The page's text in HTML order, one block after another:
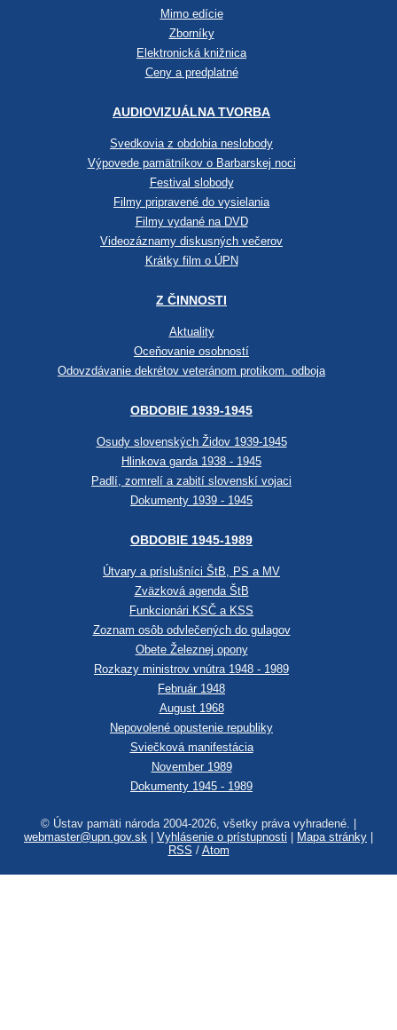
Mimo edície
Zborníky
Elektronická knižnica
Ceny a predplatné
AUDIOVIZUÁLNA TVORBA
Svedkovia z obdobia neslobody
Výpovede pamätníkov o Barbarskej noci
Festival slobody
Filmy pripravené do vysielania
Filmy vydané na DVD
Videozáznamy diskusných večerov
Krátky film o ÚPN
Z ČINNOSTI
Aktuality
Oceňovanie osobností
Odovzdávanie dekrétov veteránom protikom. odboja
OBDOBIE 1939-1945
Osudy slovenských Židov 1939-1945
Hlinkova garda 1938 - 1945
Padlí, zomrelí a zabití slovenskí vojaci
Dokumenty 1939 - 1945
OBDOBIE 1945-1989
Útvary a príslušníci ŠtB, PS a MV
Zväzková agenda ŠtB
Funkcionári KSČ a KSS
Zoznam osôb odvlečených do gulagov
Obete Železnej opony
Rozkazy ministrov vnútra 1948 - 1989
Február 1948
August 1968
Nepovolené opustenie republiky
Sviečková manifestácia
November 1989
Dokumenty 1945 - 1989
© Ústav pamäti národa 2004-2026, všetky práva vyhradené. |
webmaster@upn.gov.sk
Vyhlásenie o prístupnosti Mapa stránky
RSS / Atom